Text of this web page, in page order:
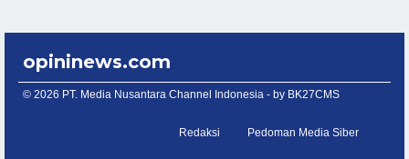
opininews.com
© 2026 PT. Media Nusantara Channel Indonesia - by BK27CMS
Redaksi Pedoman Media Siber